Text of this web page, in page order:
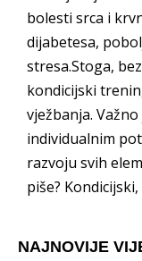
bolesti srca i
dijabetesa,
stresa.Stoga,
kondicijski
vježbanja.
individualnim
razvoju svih
piše?
NAJNOVIJE